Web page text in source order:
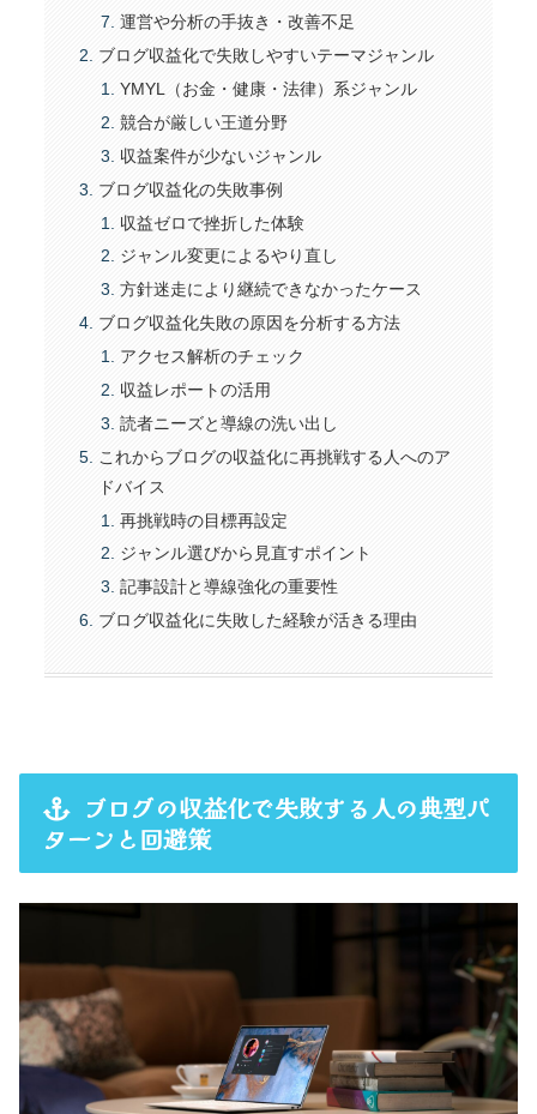
運営や分析の手抜き・改善不足
ブログ収益化で失敗しやすいテーマジャンル
YMYL（お金・健康・法律）系ジャンル
競合が厳しい王道分野
収益案件が少ないジャンル
ブログ収益化の失敗事例
収益ゼロで挫折した体験
ジャンル変更によるやり直し
方針迷走により継続できなかったケース
ブログ収益化失敗の原因を分析する方法
アクセス解析のチェック
収益レポートの活用
読者ニーズと導線の洗い出し
これからブログの収益化に再挑戦する人へのア
ドバイス
再挑戦時の目標再設定
ジャンル選びから見直すポイント
記事設計と導線強化の重要性
ブログ収益化に失敗した経験が活きる理由
ブログの収益化で失敗する人の典型パ
ターンと回避策